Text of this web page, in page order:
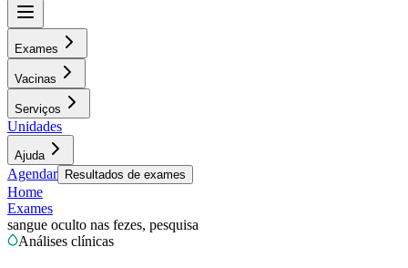
Exames
Vacinas
Serviços
Unidades
Ajuda
Agendar Resultados de exames
Home
Exames
sangue oculto nas fezes, pesquisa
Análises clínicas